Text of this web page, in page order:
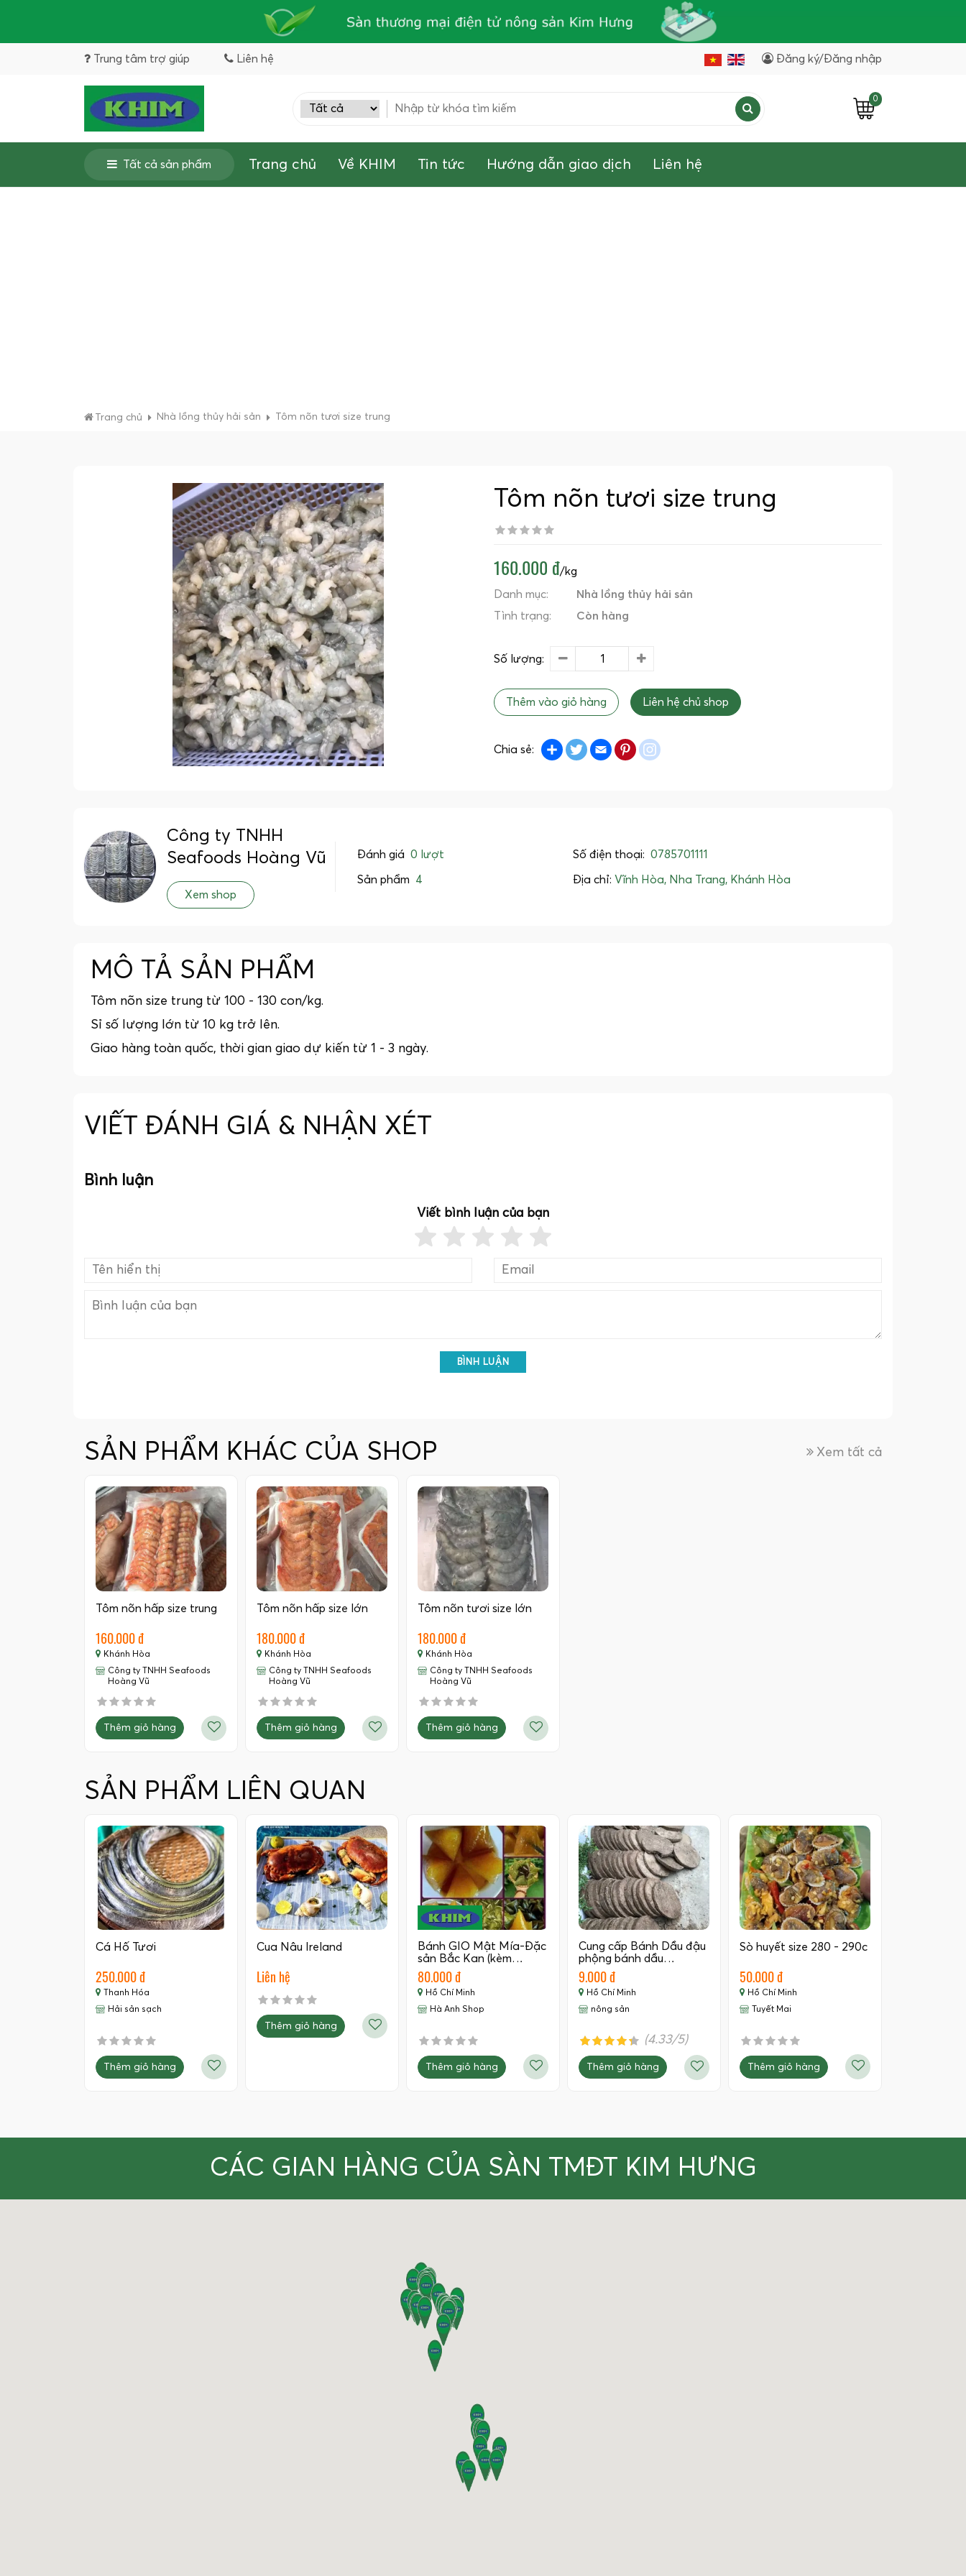
Trung tâm trợ giúp Liên hệ Đăng ký/Đăng nhập
0
Tất cả sản phẩm Trang chủ Về KHIM Tin tức Hướng dẫn giao dịch Liên hệ
Trang chủ Nhà lồng thủy hải sản Tôm nõn tươi size trung
Tôm nõn tươi size trung
160.000 đ/kg
Danh mục:
Nhà lồng thủy hải sản
Tình trạng:
Còn hàng
Số lượng:
Thêm vào giỏ hàng Liên hệ chủ shop
Chia sẻ: ShareTwitterEmailPinterest
Công ty TNHH
Seafoods Hoàng Vũ
Xem shop
Đánh giá 0 lượt Số điện thoại: 0785701111
Sản phẩm 4 Địa chỉ: Vĩnh Hòa, Nha Trang, Khánh Hòa
MÔ TẢ SẢN PHẨM
Tôm nõn size trung từ 100 - 130 con/kg.
Sỉ số lượng lớn từ 10 kg trở lên.
Giao hàng toàn quốc, thời gian giao dự kiến từ 1 - 3 ngày.
VIẾT ĐÁNH GIÁ & NHẬN XÉT
Bình luận
Viết bình luận của bạn
BÌNH LUẬN
SẢN PHẨM KHÁC CỦA SHOP Xem tất cả
Tôm nõn hấp size trung
160.000 đ
Khánh Hòa
Công ty TNHH Seafoods
Hoàng Vũ
Thêm giỏ hàng
Tôm nõn hấp size lớn
180.000 đ
Khánh Hòa
Công ty TNHH Seafoods
Hoàng Vũ
Thêm giỏ hàng
Tôm nõn tươi size lớn
180.000 đ
Khánh Hòa
Công ty TNHH Seafoods
Hoàng Vũ
Thêm giỏ hàng
SẢN PHẨM LIÊN QUAN
Cá Hố Tươi
250.000 đ
Thanh Hóa
Hải sản sạch
Thêm giỏ hàng
Cua Nâu Ireland
Liên hệ
Thêm giỏ hàng
Bánh GIO Mật Mía-Đặc
sản Bắc Kan (kèm…
80.000 đ
Hồ Chí Minh
Hà Anh Shop
Thêm giỏ hàng
Cung cấp Bánh Dầu đậu
phộng bánh dầu…
9.000 đ
Hồ Chí Minh
nông sản
(4.33/5)
Thêm giỏ hàng
Sò huyết size 280 - 290c
50.000 đ
Hồ Chí Minh
Tuyết Mai
Thêm giỏ hàng
CÁC GIAN HÀNG CỦA SÀN TMĐT KIM HƯNG